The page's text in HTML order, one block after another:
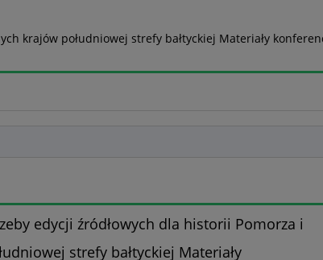
krajów południowej strefy bałtyckiej Materiały
edycji źródłowych dla historii Pomorza i
strefy bałtyckiej Materiały